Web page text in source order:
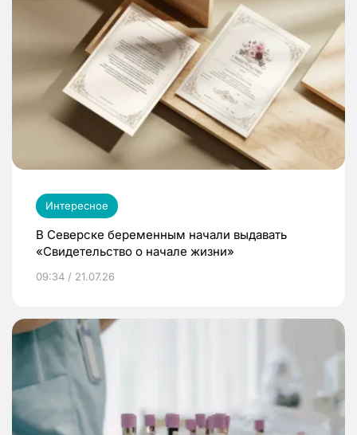
Интересное
В Северске беременным начали выдавать
«Свидетельство о начале жизни»
09:34 / 21.07.26